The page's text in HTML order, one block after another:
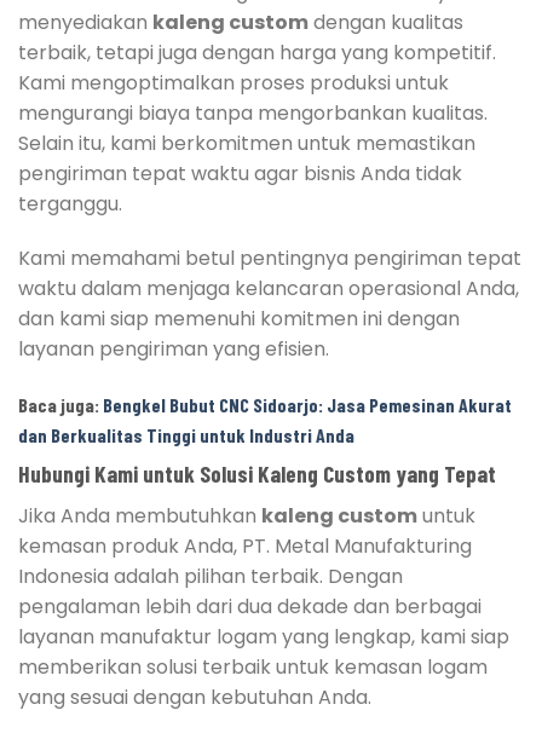
menyediakan kaleng customdengan kualitas
terbaik, tetapi juga dengan harga yang kompetitif.
Kami mengoptimalkan proses produksi untuk
mengurangi biaya tanpa mengorbankan kualitas.
Selain itu, kami berkomitmen untuk memastikan
pengiriman tepat waktu agar bisnis Anda tidak
terganggu.
Kami memahami betul pentingnya pengiriman tepat
waktu dalam menjaga kelancaran operasional Anda,
dan kami siap memenuhi komitmen ini dengan
layanan pengiriman yang efisien.
Baca juga: Bengkel Bubut CNC Sidoarjo: Jasa Pemesinan Akurat
dan Berkualitas Tinggi untuk Industri Anda
Hubungi Kami untuk Solusi Kaleng Custom yang Tepat
Jika Anda membutuhkan kaleng customuntuk
kemasan produk Anda, PT. Metal Manufakturing
Indonesia adalah pilihan terbaik. Dengan
pengalaman lebih dari dua dekade dan berbagai
layanan manufaktur logam yang lengkap, kami siap
memberikan solusi terbaik untuk kemasan logam
yang sesuai dengan kebutuhan Anda.